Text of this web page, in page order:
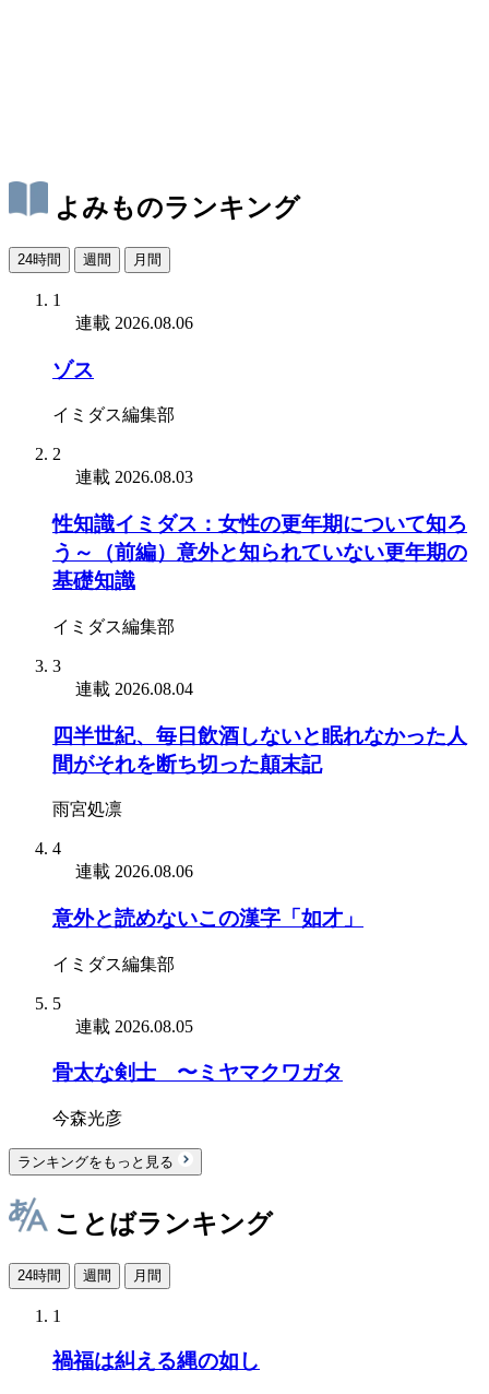
よみものランキング
24時間 週間 月間
1
連載 2026.08.06
ゾス
イミダス編集部
2
連載 2026.08.03
性知識イミダス：女性の更年期について知ろ
う～（前編）意外と知られていない更年期の
基礎知識
イミダス編集部
3
連載 2026.08.04
四半世紀、毎日飲酒しないと眠れなかった人
間がそれを断ち切った顛末記
雨宮処凛
4
連載 2026.08.06
意外と読めないこの漢字「如才」
イミダス編集部
5
連載 2026.08.05
骨太な剣士 〜ミヤマクワガタ
今森光彦
ランキングをもっと見る
ことばランキング
24時間 週間 月間
1
禍福は糾える縄の如し